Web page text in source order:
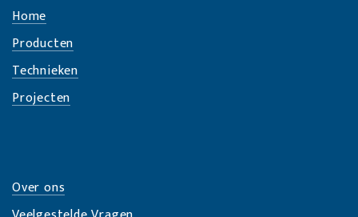
Home
Producten
Technieken
Projecten
Over ons